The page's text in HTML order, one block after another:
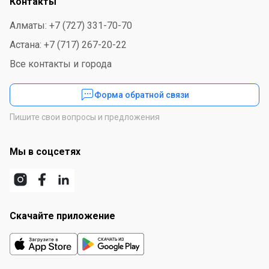
Алматы: +7 (727) 331-70-70
Астана: +7 (717) 267-20-22
Все контакты и города
Форма обратной связи
Пишите свои вопросы и предложения
Мы в соцсетях
Скачайте приложение